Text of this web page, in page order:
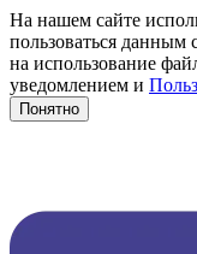
На нашем сайте
пользоваться данным
на использование
уведомлением и
Понятно